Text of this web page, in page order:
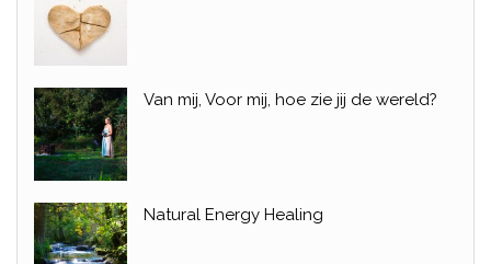
Van mij, Voor mij, hoe zie jij de wereld?
Natural Energy Healing